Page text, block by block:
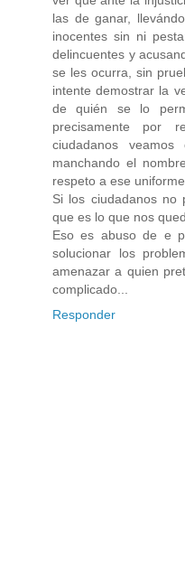
las de ganar,
inocentes sin ni
delincuentes y
se les ocurra, sin
intente demostrar la
de quién se lo
precisamente por
ciudadanos
manchando el
respeto a ese
Si los ciudadanos no
que es lo que nos
Eso es abuso de e
solucionar los
amenazar a quien
complicado...
Responder